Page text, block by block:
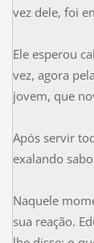
vez dele, foi
Ele esperou
vez, agora
jovem, que
Após servir
exalando
Naquele
sua reação.